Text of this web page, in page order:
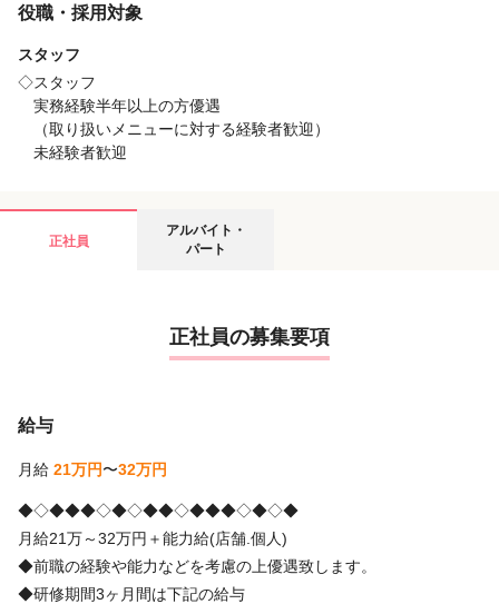
役職・採用対象
スタッフ
◇スタッフ
実務経験半年以上の方優遇
（取り扱いメニューに対する経験者歓迎）
未経験者歓迎
正社員
アルバイト・
パート
正社員の募集要項
給与
月給 21万円〜32万円
◆◇◆◆◆◇◆◇◆◆◇◆◆◆◇◆◇◆
月給21万～32万円＋能力給(店舗.個人)
◆前職の経験や能力などを考慮の上優遇致します。
◆研修期間3ヶ月間は下記の給与